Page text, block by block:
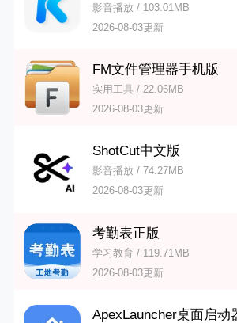
影音播放 / 103.01MB
2026-08-03更新
FM文件管理器手机版
实用工具 / 22.06MB
2026-08-03更新
ShotCut中文版
影音播放 / 74.27MB
2026-08-03更新
考勤表正版
学习教育 / 119.71MB
2026-08-03更新